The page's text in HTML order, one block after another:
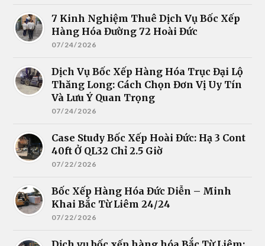
7 Kinh Nghiệm Thuê Dịch Vụ Bốc Xếp
Hàng Hóa Đường 72 Hoài Đức
07/24/2026
Dịch Vụ Bốc Xếp Hàng Hóa Trục Đại Lộ
Thăng Long: Cách Chọn Đơn Vị Uy Tín
Và Lưu Ý Quan Trọng
07/24/2026
Case Study Bốc Xếp Hoài Đức: Hạ 3 Cont
40ft Ở QL32 Chỉ 2.5 Giờ
07/22/2026
Bốc Xếp Hàng Hóa Đức Diễn – Minh
Khai Bắc Từ Liêm 24/24
07/22/2026